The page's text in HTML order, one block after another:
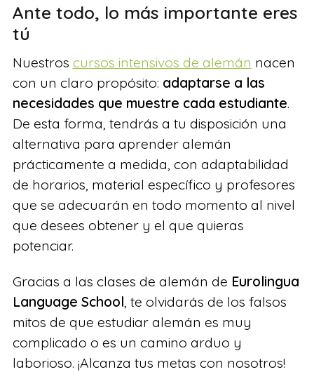
Ante todo, lo más importante eres
tú
Nuestros cursos intensivos de alemán nacen
con un claro propósito: adaptarse a las
necesidades que muestre cada estudiante.
De esta forma, tendrás a tu disposición una
alternativa para aprender alemán
prácticamente a medida, con adaptabilidad
de horarios, material específico y profesores
que se adecuarán en todo momento al nivel
que desees obtener y el que quieras
potenciar.
Gracias a las clases de alemán de Eurolingua
Language School , te olvidarás de los falsos
mitos de que estudiar alemán es muy
complicado o es un camino arduo y
laborioso. ¡Alcanza tus metas con nosotros!